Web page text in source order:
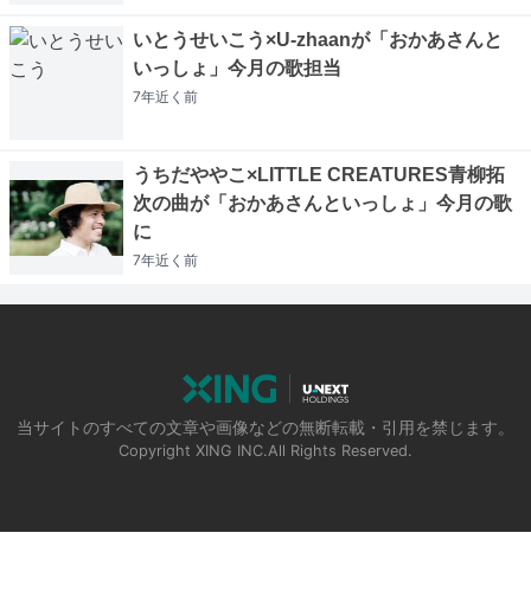
いとうせいこう×U-zhaanが「おかあさんと
いっしょ」今月の歌担当
7年近く 前
うちだややこ×LITTLE CREATURES青柳拓
次の曲が「おかあさんといっしょ」今月の歌
に
7年近く 前
当サイトのすべての文章や画像などの無断転載・引用を禁じます。
Copyright XING INC.All Rights Reserved.